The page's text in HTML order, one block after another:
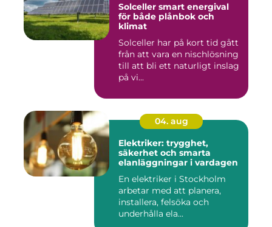
Solceller smart energival
för både plånbok och
klimat
Solceller har på kort tid gått
från att vara en nischlösning
till att bli ett naturligt inslag
på vi...
04. aug
Elektriker: trygghet,
säkerhet och smarta
elanläggningar i vardagen
En elektriker i Stockholm
arbetar med att planera,
installera, felsöka och
underhålla ela...